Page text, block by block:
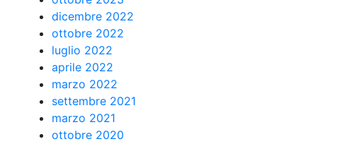
dicembre 2022
ottobre 2022
luglio 2022
aprile 2022
marzo 2022
settembre 2021
marzo 2021
ottobre 2020